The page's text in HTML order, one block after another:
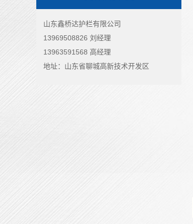
山东鑫桥达护栏有限公司
13969508826 刘经理
13963591568 高经理
地址：山东省聊城高新技术开发区